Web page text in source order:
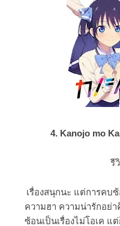
4. Kanojo mo
รี
เรื่องสนุกนะ แต่การคบ
ความฮา ความน่ารักอย่
ซ้อนเป็นเรื่องไม่โอเค